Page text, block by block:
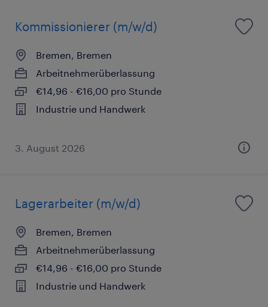
Kommissionierer (m/w/d)
Bremen, Bremen
Arbeitnehmerüberlassung
€14,96 - €16,00 pro Stunde
Industrie und Handwerk
3. August 2026
Lagerarbeiter (m/w/d)
Bremen, Bremen
Arbeitnehmerüberlassung
€14,96 - €16,00 pro Stunde
Industrie und Handwerk